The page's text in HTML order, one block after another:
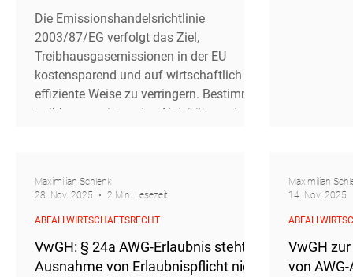
Treibhausgasemissionszertifikate
im Widerspruch zur
Emissionshandelsrichtlinie?
Die Emissionshandelsrichtlinie
2003/87/EG verfolgt das Ziel,
Treibhausgasemissionen in der EU
kostensparend und auf wirtschaftlich
effiziente Weise zu verringern. Bestimmte
treibhausgasintensive Aktivitäten, wie
Emissionshandelssystem (ETS)
Sektoren erfolgenden kostenloser
Zuteilung von Emissionszertifikaten an
Betreiber:innen sollen
VwGH: § 24a AWG-Erlaubnis steht
Ausnahme von Erlaubnispflicht nicht
ABFALLWIRTSCHAFTSRECHT
Maximilian Schlenk
28. Nov. 2025
2 Min. Lesezeit
VwGH
von
Maximilian
14. Nov. 2025